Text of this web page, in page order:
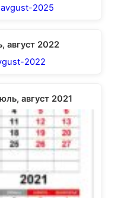
август 2022
август 2021